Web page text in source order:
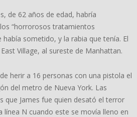
de 62 años de edad, habría
“horrorosos tratamientos
había sometido, y la rabia que tenía. El
Village, al sureste de Manhattan.
herir a 16 personas con una pistola el
del metro de Nueva York. Las
que James fue quien desató el terror
línea N cuando este se movía lleno en